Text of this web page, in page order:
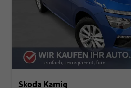
Skoda Kamiq